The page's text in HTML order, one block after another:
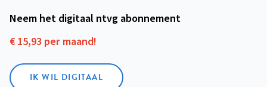
Neem het digitaal ntvg abonnement
€ 15,93 per maand!
IK WIL DIGITAAL